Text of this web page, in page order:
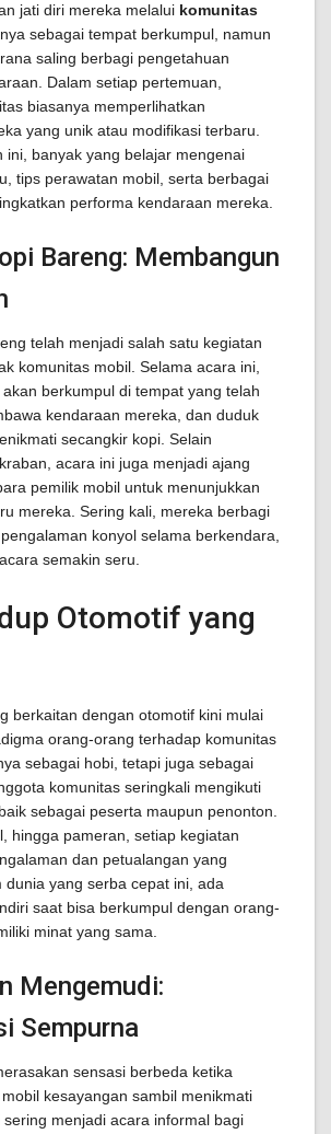
jati diri mereka melalui komunitas
sebagai tempat berkumpul, namun
saling berbagi pengetahuan
Dalam setiap pertemuan,
biasanya memperlihatkan
yang unik atau modifikasi terbaru.
ini, banyak yang belajar mengenai
tips perawatan mobil, serta berbagai
performa kendaraan mereka.
Bareng: Membangun
telah menjadi salah satu kegiatan
komunitas mobil. Selama acara ini,
berkumpul di tempat yang telah
kendaraan mereka, dan duduk
secangkir kopi. Selain
acara ini juga menjadi ajang
pemilik mobil untuk menunjukkan
mereka. Sering kali, mereka berbagi
konyol selama berkendara,
semakin seru.
Otomotif yang
berkaitan dengan otomotif kini mulai
orang-orang terhadap komunitas
sebagai hobi, tetapi juga sebagai
komunitas seringkali mengikuti
sebagai peserta maupun penonton.
hingga pameran, setiap kegiatan
dan petualangan yang
dunia yang serba cepat ini, ada
saat bisa berkumpul dengan orang-
minat yang sama.
Mengemudi:
Sempurna
sensasi berbeda ketika
kesayangan sambil menikmati
sering menjadi acara informal bagi